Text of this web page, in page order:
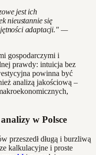
jest ich
nieustannie się
adaptacji." —
gospodarczymi i
prawdy: intuicja bez
powinna być
analizą jakościową –
w Polsce
przeszedł długą i burzliwą
kalkulacyjne i proste